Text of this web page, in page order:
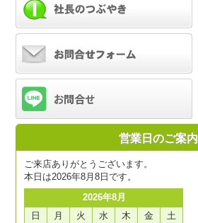
営業日のご案内
ご来店ありがとうございます。
本日は2026年8月8日です。
2026年8月
日
月 火 水 木 金
土